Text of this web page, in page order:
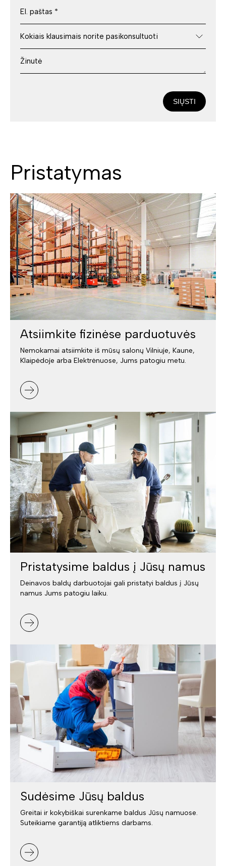
SIŲSTI
Pristatymas
Atsiimkite fizinėse parduotuvės
Nemokamai atsiimkite iš mūsų salonų Vilniuje, Kaune,
Klaipėdoje arba Elektrėnuose, Jums patogiu metu.
Pristatysime baldus į Jūsų namus
Deinavos baldų darbuotojai gali pristatyi baldus į Jūsų
namus Jums patogiu laiku.
Sudėsime Jūsų baldus
Greitai ir kokybiškai surenkame baldus Jūsų namuose.
Suteikiame garantiją atliktiems darbams.